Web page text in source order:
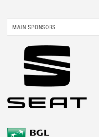
MAIN SPONSORS